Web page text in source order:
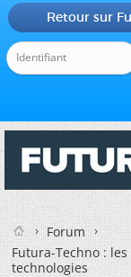
Retour sur
Forum
Futura-Techno :
technologies